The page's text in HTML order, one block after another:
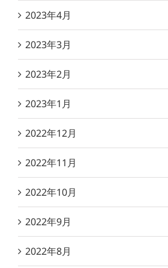
2023年4月
2023年3月
2023年2月
2023年1月
2022年12月
2022年11月
2022年10月
2022年9月
2022年8月